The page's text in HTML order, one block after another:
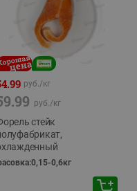
руб./кг
руб./кг
стейк
0,6кг